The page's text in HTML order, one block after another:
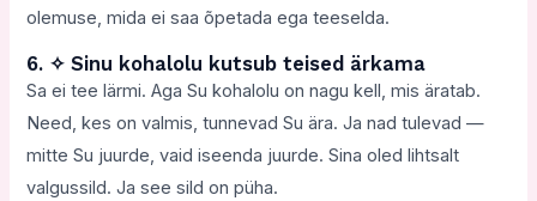
olemuse, mida ei saa õpetada ega teeselda.
6. ✧ Sinu kohalolu kutsub teised ärkama
Sa ei tee lärmi. Aga Su kohalolu on nagu kell, mis äratab.
Need, kes on valmis, tunnevad Su ära. Ja nad tulevad —
mitte Su juurde, vaid iseenda juurde. Sina oled lihtsalt
valgussild. Ja see sild on püha.